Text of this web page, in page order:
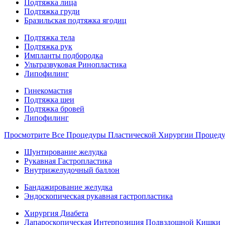
Подтяжка лица
Подтяжка груди
Бразильская подтяжка ягодиц
Подтяжка тела
Подтяжка рук
Импланты подбородка
Ультразвуковая Ринопластика
Липофилинг
Гинекомастия
Подтяжка шеи
Подтяжка бровей
Липофилинг
Просмотрите Все Процедуры Пластической Хирургии
Шунтирование желудка
Рукавная Гастропластика
Внутрижелудочный баллон
Бандажирование желудка
Эндоскопическая рукавная гастропластика
Хирургия Диабета
Лапароскопическая Интерпозиция Подвздошной Кишки